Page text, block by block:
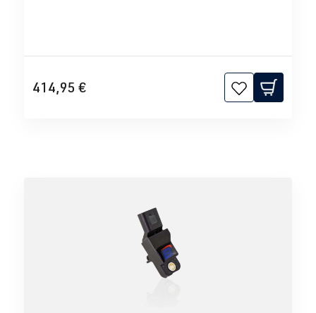
414,95 €